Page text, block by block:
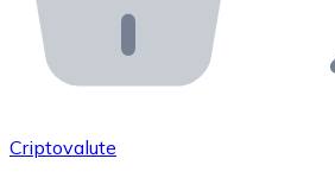
API Bitnovo
Integra la nostra API nel tuo
Unisciti alla nostra rete di
Criptovalute